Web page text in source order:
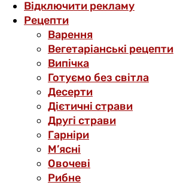
Відключити рекламу
Рецепти
Варення
Вегетаріанські рецепти
Випічка
Готуємо без світла
Десерти
Дієтичні страви
Другі страви
Гарніри
М’ясні
Овочеві
Рибне